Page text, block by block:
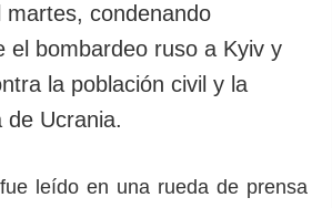
martes, condenando
el bombardeo ruso a Kyiv y
la población civil y la
de Ucrania.
leído en una rueda de prensa